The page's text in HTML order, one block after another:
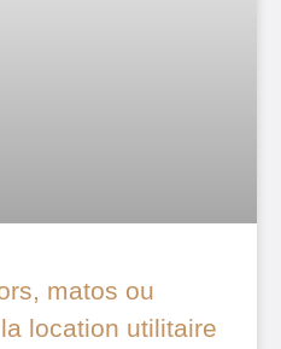
matos ou
location utilitaire